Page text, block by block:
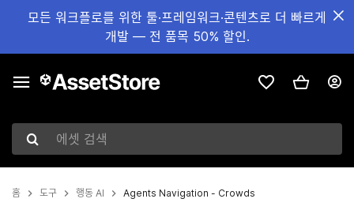
모든 워크플로를 위한 툴·프레임워크·콘텐츠로 더 빠르게
개발 — 전 품목 50% 할인.
에셋 검색
홈 도구 행동 AI Agents Navigation - Crowds